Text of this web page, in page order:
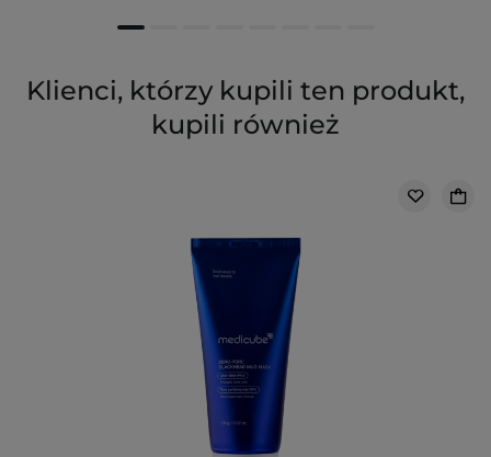
Klienci, którzy kupili ten produkt,
kupili również